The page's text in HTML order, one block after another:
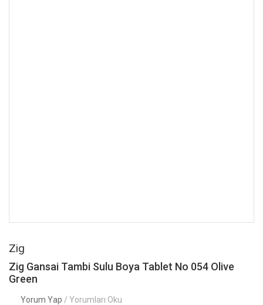
Zig
Zig Gansai Tambi Sulu Boya Tablet No 054 Olive
Green
Yorum Yap / Yorumları Oku